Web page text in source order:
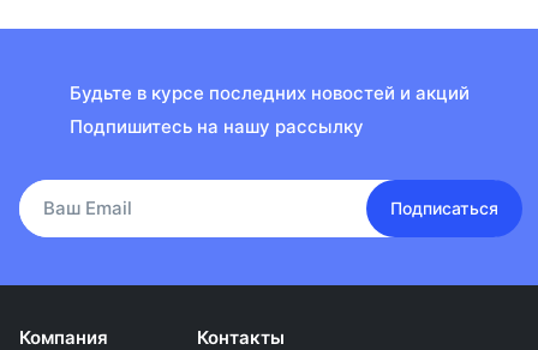
Будьте в курсе последних новостей и акций
Подпишитесь на нашу рассылку
Подписаться
Компания Контакты